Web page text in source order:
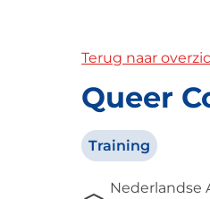
Terug naar
Queer
Training
Nederlandse